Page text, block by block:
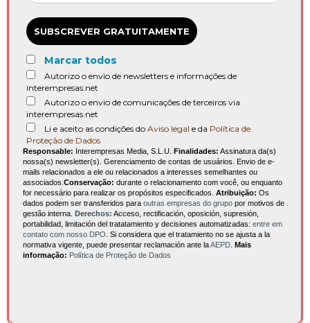
SUBSCREVER GRATUITAMENTE
Marcar todos
Autorizo o envio de newsletters e informações de
interempresas.net
Autorizo o envio de comunicações de terceiros via
interempresas.net
Li e aceito as condições do Aviso legal e da Política de
Proteção de Dados
Responsable: Interempresas Media, S.L.U. Finalidades: Assinatura da(s)
nossa(s) newsletter(s). Gerenciamento de contas de usuários. Envio de e-
mails relacionados a ele ou relacionados a interesses semelhantes ou
associados. Conservação: durante o relacionamento com você, ou enquanto
for necessário para realizar os propósitos especificados. Atribuição: Os
dados podem ser transferidos para outras empresas do grupo por motivos de
gestão interna. Derechos: Acceso, rectificación, oposición, supresión,
portabilidad, limitación del tratatamiento y decisiones automatizadas: entre em
contato com nosso DPO . Si considera que el tratamiento no se ajusta a la
normativa vigente, puede presentar reclamación ante laAEPD Mais
informação: Política de Proteção de Dados